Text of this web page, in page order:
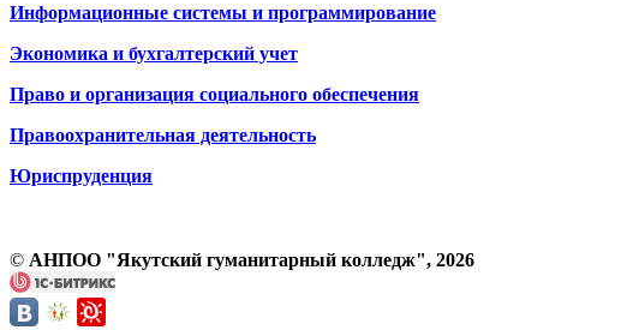
Информационные системы и программирование
Экономика и бухгалтерский учет
Право и организация социального обеспечения
Правоохранительная деятельность
Юриспруденция
© АНПОО "Якутский гуманитарный колледж", 2026